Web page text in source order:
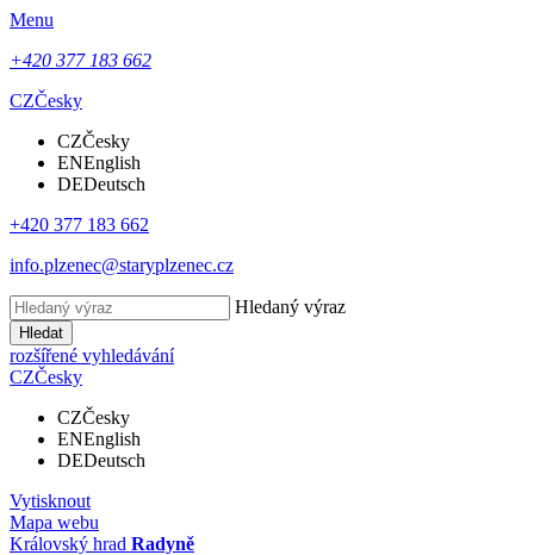
Menu
+420 377 183 662
CZČesky
CZČesky
ENEnglish
DEDeutsch
+420 377 183 662
info.plzenec@staryplzenec.cz
Hledaný výraz
Hledat
rozšířené vyhledávání
CZČesky
CZČesky
ENEnglish
DEDeutsch
Vytisknout
Mapa webu
Královský hrad Radyně